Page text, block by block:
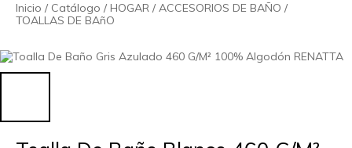
Inicio / Catálogo / HOGAR /ACCESORIOS DE BAÑO /
TOALLAS DE BAñO